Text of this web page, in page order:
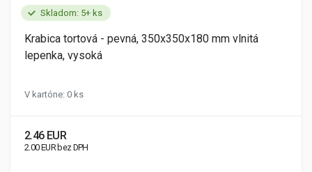
Skladom: 5+ ks
Krabica tortová - pevná, 350x350x180 mm vlnitá
lepenka, vysoká
V kartóne: 0 ks
2.46 EUR
2.00 EUR bez DPH